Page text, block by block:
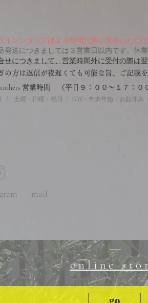
インショップは２４時間お買い求めいただけ
発送につきましては３営業日以内です。休
せにつきまして、営業時間外に受付の際は
の方は返信が夜遅くても可能な旨、ご記載を
営業時間 （平日９：００〜１７：０
/ 土曜・日曜・祝日 / GW・年末年始・お盆休み /
mail
online